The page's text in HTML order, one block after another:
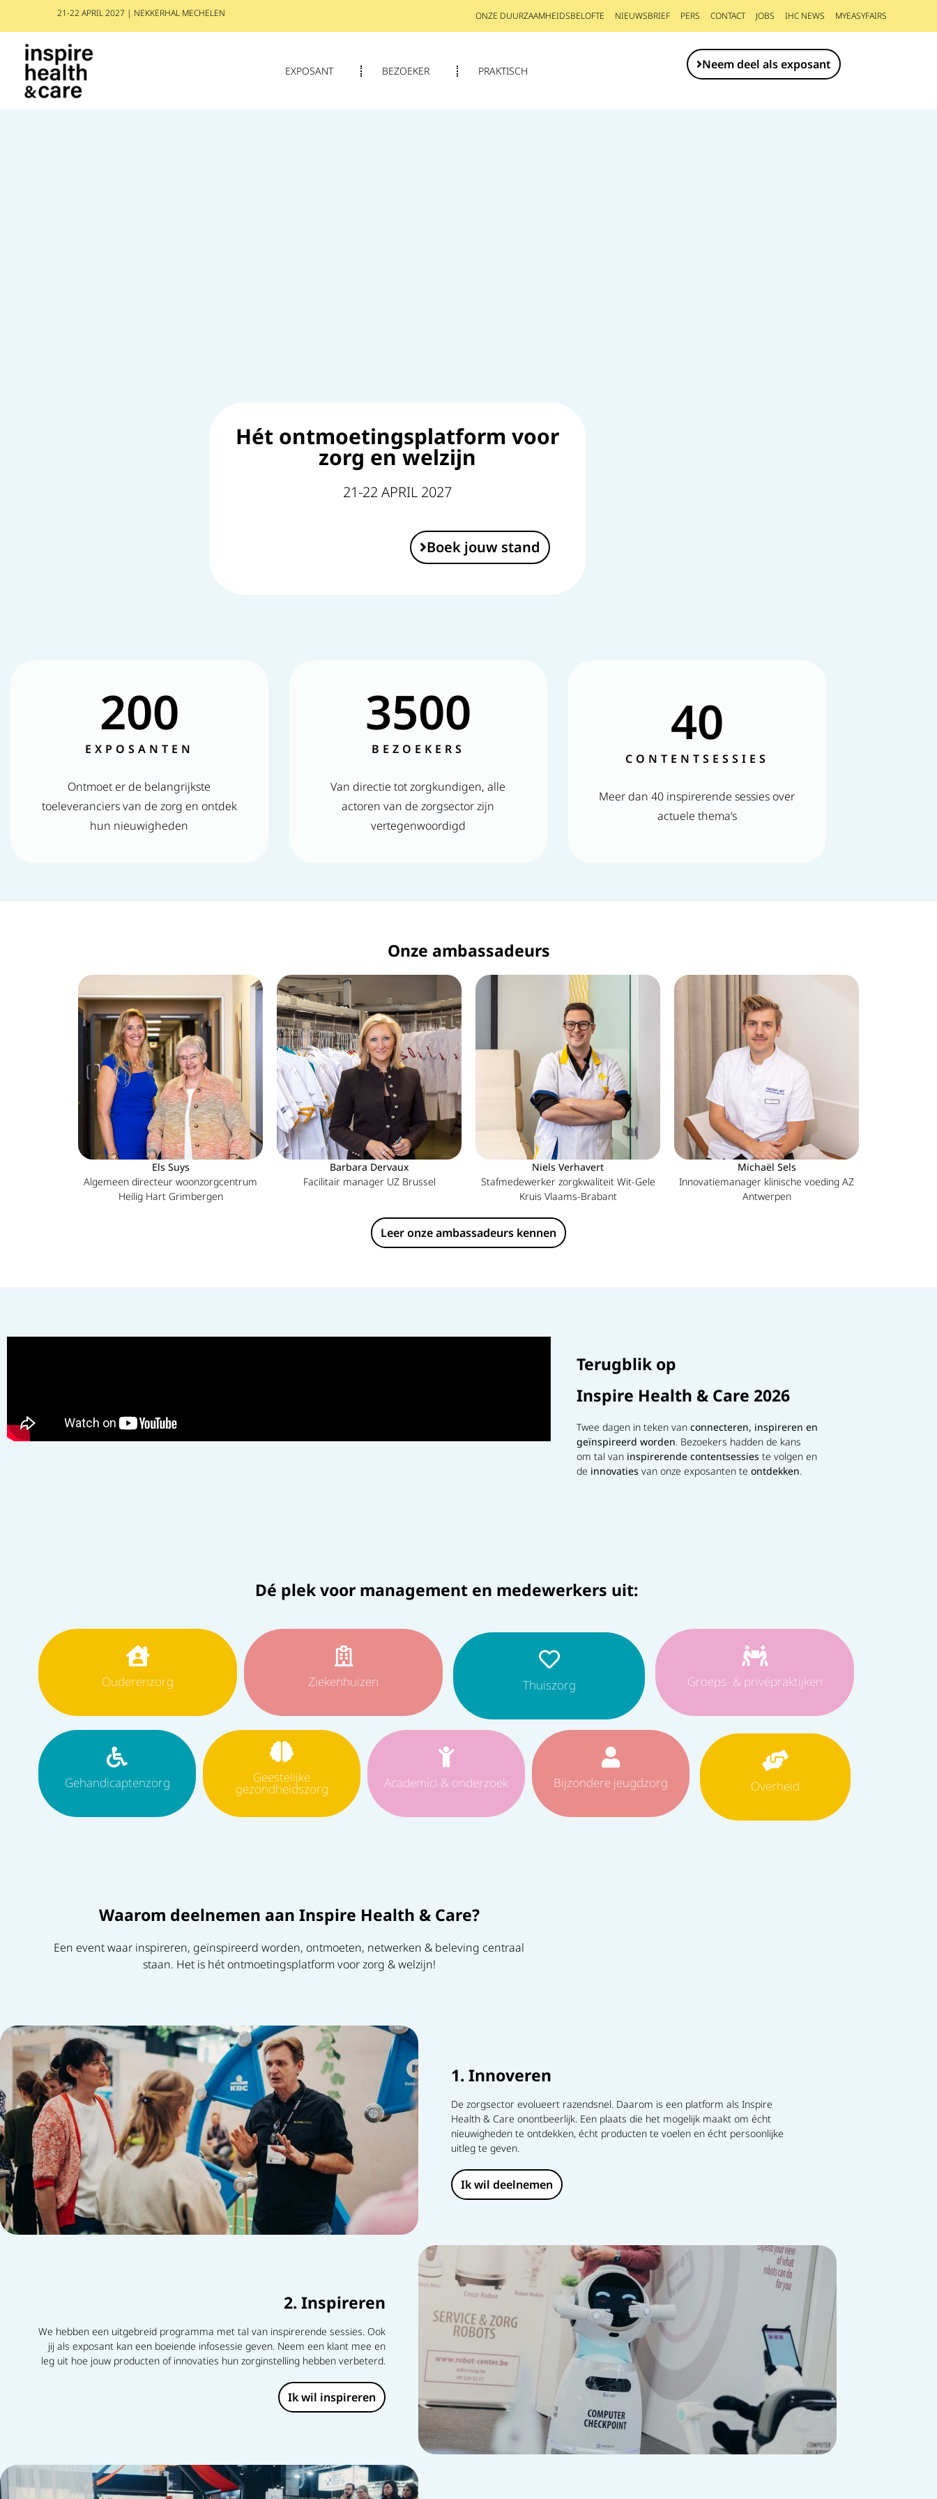
21-22 APRIL 2027 | NEKKERHAL MECHELEN ONZE DUURZAAMHEIDSBELOFTE NIEUWSBRIEF PERS CONTACT JOBS IHC NEWS MYEASYFAIRS
EXPOSANT BEZOEKER PRAKTISCH Neem deel als exposant
Hét ontmoetingsplatform voor
zorg en welzijn
21-22 APRIL 2027
Boek jouw stand
EXPOSANTEN
200
Ontmoet er de belangrijkste
toeleveranciers van de zorg en ontdek
hun nieuwigheden
BEZOEKERS
3500
Van directie tot zorgkundigen, alle
actoren van de zorgsector zijn
vertegenwoordigd
CONTENTSESSIES
40
Meer dan 40 inspirerende sessies over
actuele thema’s
Onze ambassadeurs
Els Suys
Algemeen directeur woonzorgcentrum
Heilig Hart Grimbergen
Barbara Dervaux
Facilitair manager UZ Brussel
Niels Verhavert
Stafmedewerker zorgkwaliteit Wit-Gele
Kruis Vlaams-Brabant
Michaël Sels
Innovatiemanager klinische voeding AZ
Antwerpen
Leer onze ambassadeurs kennen
Terugblik op
Inspire Health & Care 2026
Twee dagen in teken van connecteren, inspireren en
geïnspireerd worden. Bezoekers hadden de kans
om tal van inspirerende contentsessies te volgen en
de innovaties van onze exposanten te ontdekken.
Dé plek voor management en medewerkers uit:
Ouderenzorg Ziekenhuizen Thuiszorg Groeps- & privépraktijken
Gehandicaptenzorg Geestelijke
gezondheidszorg Academici & onderzoek Bijzondere jeugdzorg Overheid
Waarom deelnemen aan Inspire Health & Care?
Een event waar inspireren, geïnspireerd worden, ontmoeten, netwerken & beleving centraal
staan. Het is hét ontmoetingsplatform voor zorg & welzijn!
1. Innoveren
De zorgsector evolueert razendsnel. Daarom is een platform als Inspire
Health & Care onontbeerlijk. Een plaats die het mogelijk maakt om écht
nieuwigheden te ontdekken, écht producten te voelen en écht persoonlijke
uitleg te geven.
Ik wil deelnemen
2. Inspireren
We hebben een uitgebreid programma met tal van inspirerende sessies. Ook
jij als exposant kan een boeiende infosessie geven. Neem een klant mee en
leg uit hoe jouw producten of innovaties hun zorginstelling hebben verbeterd.
Ik wil inspireren